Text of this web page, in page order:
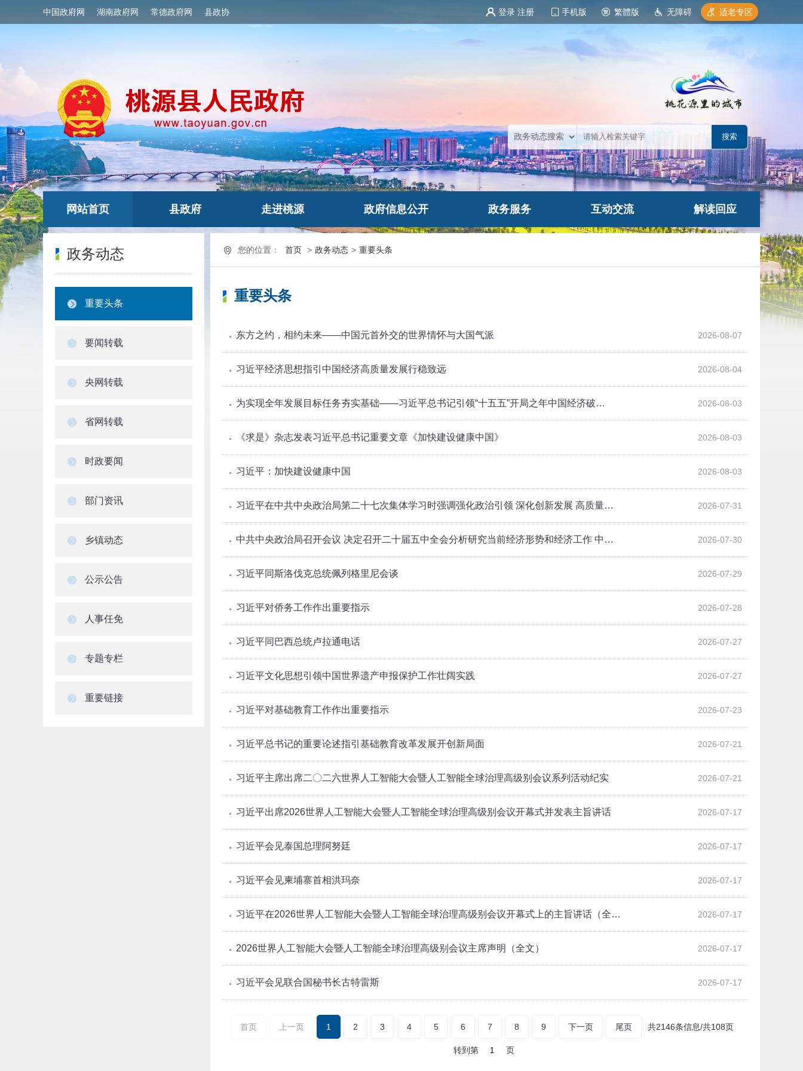
中国政府网 湖南政府网 常德政府网 县政协 登录 注册 手机版 繁體版 无障碍 适老专区
网站首页 县政府 走进桃源 政府信息公开 政务服务 互动交流 解读回应
政务动态
重要头条
要闻转载
央网转载
省网转载
时政要闻
部门资讯
乡镇动态
公示公告
人事任免
专题专栏
重要链接
您的位置： 首页 > 政务动态 > 重要头条
重要头条
2026-08-07
东方之约，相约未来——中国元首外交的世界情怀与大国气派
2026-08-04
习近平经济思想指引中国经济高质量发展行稳致远
2026-08-03
为实现全年发展目标任务夯实基础——习近平总书记引领“十五五”开局之年中国经济破…
2026-08-03
《求是》杂志发表习近平总书记重要文章《加快建设健康中国》
2026-08-03
习近平：加快建设健康中国
2026-07-31
习近平在中共中央政治局第二十七次集体学习时强调强化政治引领 深化创新发展 高质量…
2026-07-30
中共中央政治局召开会议 决定召开二十届五中全会分析研究当前经济形势和经济工作 中…
2026-07-29
习近平同斯洛伐克总统佩列格里尼会谈
2026-07-28
习近平对侨务工作作出重要指示
2026-07-27
习近平同巴西总统卢拉通电话
2026-07-27
习近平文化思想引领中国世界遗产申报保护工作壮阔实践
2026-07-23
习近平对基础教育工作作出重要指示
2026-07-21
习近平总书记的重要论述指引基础教育改革发展开创新局面
2026-07-21
习近平主席出席二〇二六世界人工智能大会暨人工智能全球治理高级别会议系列活动纪实
2026-07-17
习近平出席2026世界人工智能大会暨人工智能全球治理高级别会议开幕式并发表主旨讲话
2026-07-17
习近平会见泰国总理阿努廷
2026-07-17
习近平会见柬埔寨首相洪玛奈
2026-07-17
习近平在2026世界人工智能大会暨人工智能全球治理高级别会议开幕式上的主旨讲话（全…
2026-07-17
2026世界人工智能大会暨人工智能全球治理高级别会议主席声明（全文）
2026-07-17
习近平会见联合国秘书长古特雷斯
首页 上一页 1 2 3 4 5 6 7 8 9 下一页 尾页 共2146条信息/共108页
转到第 页